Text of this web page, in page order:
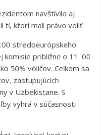
navštívilo aj
tí, ktorí mali právo voliť.
stredoeurópskeho
komisie približne o 11. 00
50% voličov. Celkom sa
zastupujúcich
v Uzbekistane. S
vyhrá v súčasnosti